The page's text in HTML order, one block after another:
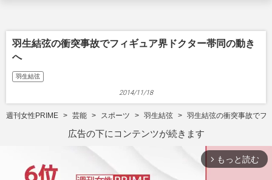
羽生結弦の衝突事故でフィギュア界ドクター帯同の動き
へ
羽生結弦
2014/11/18
週刊女性PRIME 芸能 スポーツ 羽生結弦 羽生結弦の衝突事故でフ
広告の下にコンテンツが続きます
arrow_forward_ios もっと読む